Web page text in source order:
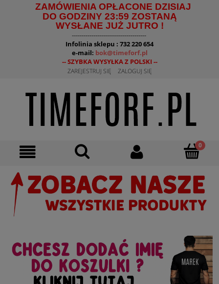
ZAMÓWIENIA OPŁACONE DZISIAJ
DO GODZINY 23:59 ZOSTANĄ
WYSŁANE JUŻ JUTRO !
--------------------------------------
Infolinia sklepu : 732 220 654
e-mail: bok@timeforf.pl
-- SZYBKA WYSYŁKA Z POLSKI --
ZAREJESTRUJ SIĘ ZALOGUJ SIĘ